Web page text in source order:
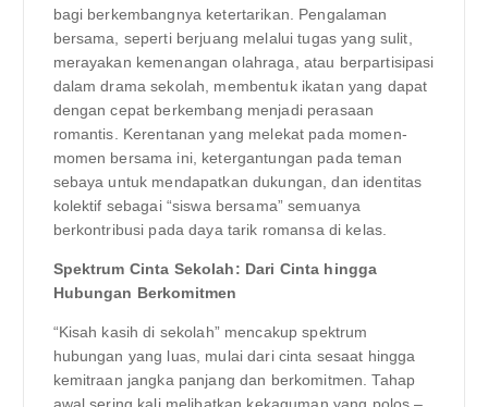
bagi berkembangnya ketertarikan. Pengalaman
bersama, seperti berjuang melalui tugas yang sulit,
merayakan kemenangan olahraga, atau berpartisipasi
dalam drama sekolah, membentuk ikatan yang dapat
dengan cepat berkembang menjadi perasaan
romantis. Kerentanan yang melekat pada momen-
momen bersama ini, ketergantungan pada teman
sebaya untuk mendapatkan dukungan, dan identitas
kolektif sebagai “siswa bersama” semuanya
berkontribusi pada daya tarik romansa di kelas.
Spektrum Cinta Sekolah: Dari Cinta hingga
Hubungan Berkomitmen
“Kisah kasih di sekolah” mencakup spektrum
hubungan yang luas, mulai dari cinta sesaat hingga
kemitraan jangka panjang dan berkomitmen. Tahap